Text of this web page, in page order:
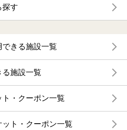
探す
きる施設一覧
る施設一覧
・クーポン一覧
ト・クーポン一覧